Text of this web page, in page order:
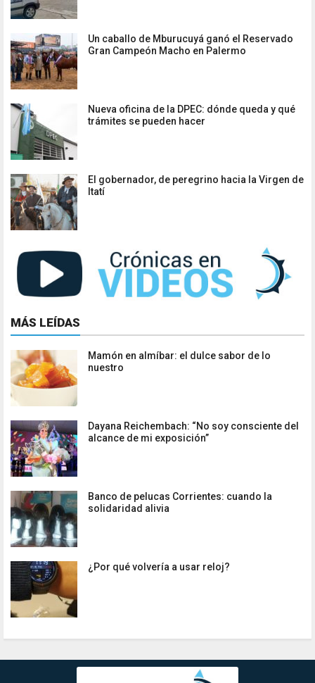
Un caballo de Mburucuyá ganó el Reservado
Gran Campeón Macho en Palermo
Nueva oficina de la DPEC: dónde queda y qué
trámites se pueden hacer
El gobernador, de peregrino hacia la Virgen de
Itatí
MÁS LEÍDAS
Mamón en almíbar: el dulce sabor de lo
nuestro
Dayana Reichembach: “No soy consciente del
alcance de mi exposición”
Banco de pelucas Corrientes: cuando la
solidaridad alivia
¿Por qué volvería a usar reloj?